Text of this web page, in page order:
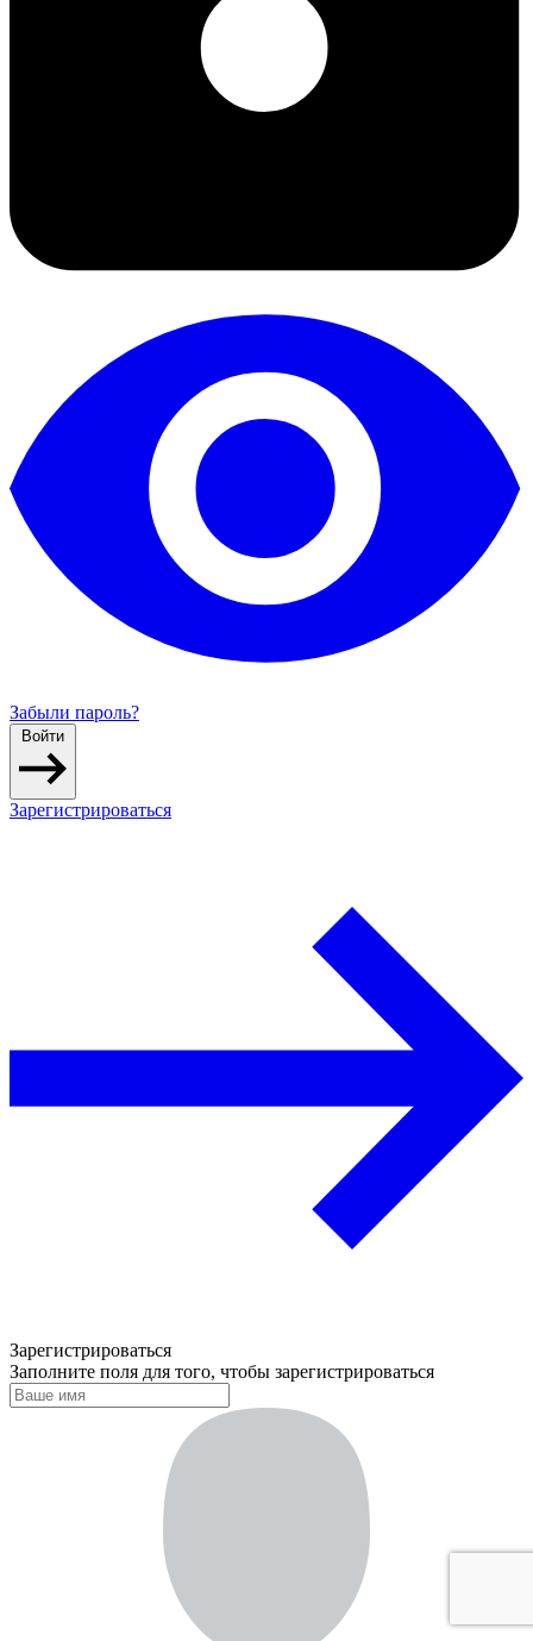
Забыли пароль?
Войти
Зарегистрироваться
Зарегистрироваться
Заполните поля для того, чтобы зарегистрироваться